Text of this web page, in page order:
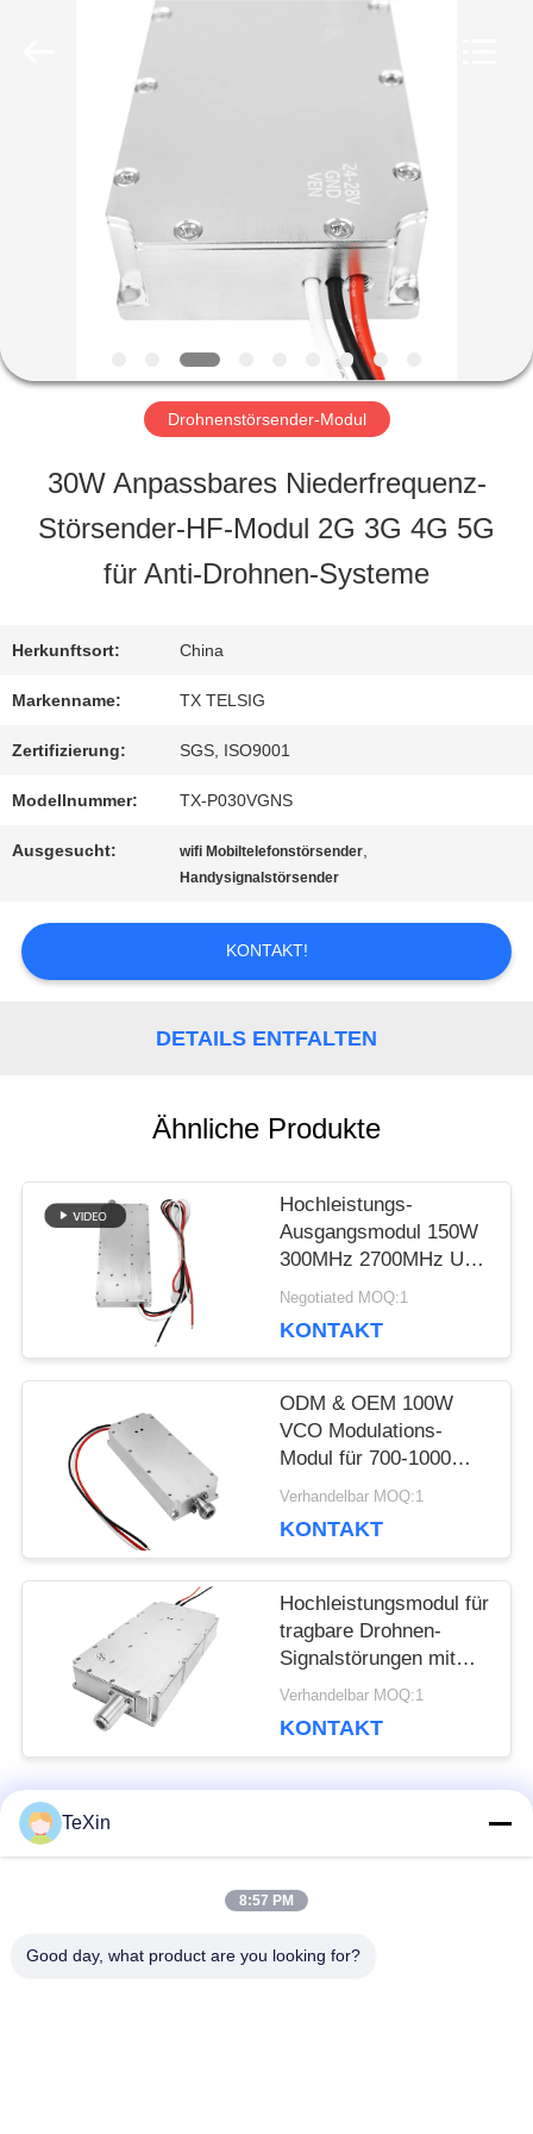
PRODUKTE
UNS
AUSFLUG
QUALITÄTSKONTROLLE
TRETEN
SIE
MIT
UNS
VERBINDUNG
NACHRICHTEN
FORDERN
SIE EIN
SITEMAP
PRIVACY
POLICY
Drohnenstörsender-Modul
30W Anpassbares Niederfrequenz-
Störsender-HF-Modul 2G 3G 4G 5G
für Anti-Drohnen-Systeme
Herkunftsort: China
Markenname: TX TELSIG
Zertifizierung: SGS, ISO9001
Modellnummer: TX-P030VGNS
Ausgesucht: wifi Mobiltelefonstörsender,
Handysignalstörsender
KONTAKT!
DETAILS ENTFALTEN
Ähnliche Produkte
Hochleistungs-
Ausgangsmodul 150W
300MHz 2700MHz UAV
FPV-Block-Jammer
Negotiated MOQ:1
KONTAKT
ODM & OEM 100W
VCO Modulations-
Modul für 700-1000
MHz Anti-Drohnen-
Schutz der Sicherheit
Verhandelbar MOQ:1
KONTAKT
Hochleistungsmodul für
tragbare Drohnen-
Signalstörungen mit
200 Watt WLAN 5.2
Verhandelbar MOQ:1
KONTAKT
Beliebte Kategorien
Modul
TeXin
8:57 PM
Good day, what product are you looking for?